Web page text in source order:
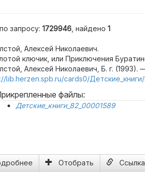
запросу: 1729946 , найдено 1
Алексей Николаевич.
ключик, или Приключения
Алексей Николаевич, Б. г. (1993).
lib.herzen.spb.ru/cards0/
файлы:
Детские_книги_82_00001589
Отобрать Ссылка